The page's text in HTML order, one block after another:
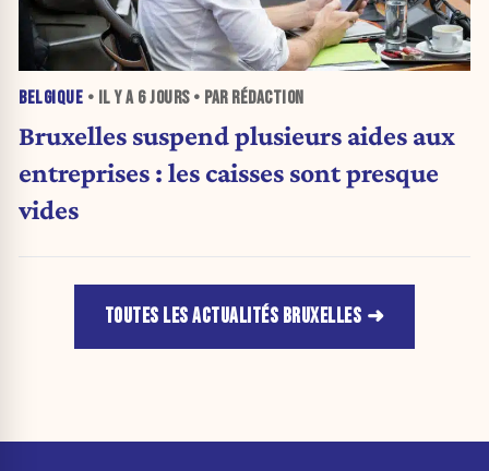
BELGIQUE • IL Y A 6 JOURS• PAR RÉDACTION
Bruxelles suspend plusieurs aides aux
entreprises : les caisses sont presque
vides
TOUTES LES ACTUALITÉS BRUXELLES